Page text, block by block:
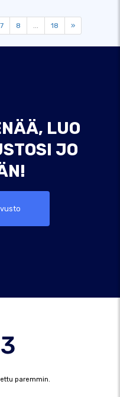
7 8 ... 18 »
LUO
JO
paremmin.